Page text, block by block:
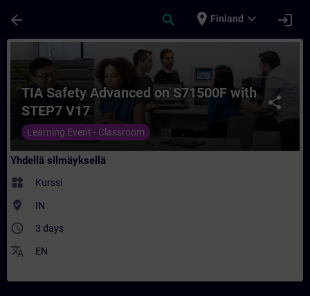
arrow_back search place Finland expand_more login
Kurssi - TIA Safety Advanced on
share
TIA Safety Advanced on S71500F with
STEP7 V17
Learning Event - Classroom
Yhdellä silmäyksellä
widgets Kurssi
where_to_vote IN
access_time 3 days
translate EN